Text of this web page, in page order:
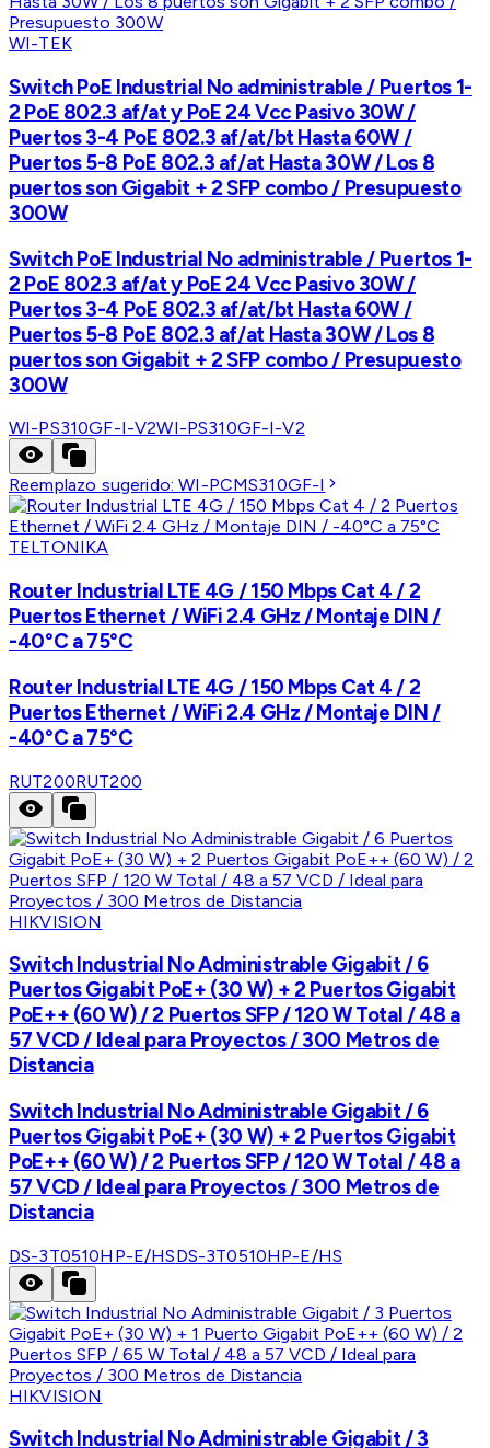
WI-TEK
Switch PoE Industrial No administrable / Puertos 1-
2 PoE 802.3 af/at y PoE 24 Vcc Pasivo 30W /
Puertos 3-4 PoE 802.3 af/at/bt Hasta 60W /
Puertos 5-8 PoE 802.3 af/at Hasta 30W / Los 8
puertos son Gigabit + 2 SFP combo / Presupuesto
300W
Switch PoE Industrial No administrable / Puertos 1-
2 PoE 802.3 af/at y PoE 24 Vcc Pasivo 30W /
Puertos 3-4 PoE 802.3 af/at/bt Hasta 60W /
Puertos 5-8 PoE 802.3 af/at Hasta 30W / Los 8
puertos son Gigabit + 2 SFP combo / Presupuesto
300W
WI-PS310GF-I-V2WI-PS310GF-I-V2
Reemplazo sugerido:WI-PCMS310GF-I
TELTONIKA
Router Industrial LTE 4G / 150 Mbps Cat 4 / 2
Puertos Ethernet / WiFi 2.4 GHz / Montaje DIN /
-40°C a 75°C
Router Industrial LTE 4G / 150 Mbps Cat 4 / 2
Puertos Ethernet / WiFi 2.4 GHz / Montaje DIN /
-40°C a 75°C
RUT200RUT200
HIKVISION
Switch Industrial No Administrable Gigabit / 6
Puertos Gigabit PoE+ (30 W) + 2 Puertos Gigabit
PoE++ (60 W) / 2 Puertos SFP / 120 W Total / 48 a
57 VCD / Ideal para Proyectos / 300 Metros de
Distancia
Switch Industrial No Administrable Gigabit / 6
Puertos Gigabit PoE+ (30 W) + 2 Puertos Gigabit
PoE++ (60 W) / 2 Puertos SFP / 120 W Total / 48 a
57 VCD / Ideal para Proyectos / 300 Metros de
Distancia
DS-3T0510HP-E/HSDS-3T0510HP-E/HS
HIKVISION
Switch Industrial No Administrable Gigabit / 3